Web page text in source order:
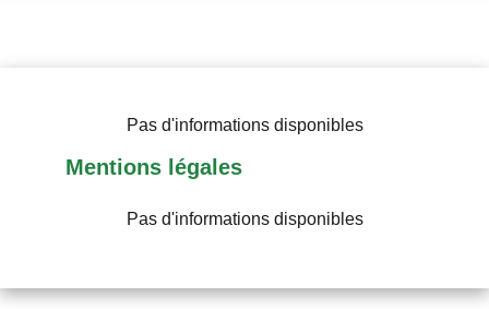
Pas d'informations disponibles
Mentions légales
Pas d'informations disponibles